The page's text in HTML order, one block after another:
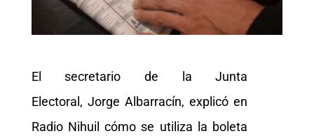
El secretario de la Junta
Electoral, Jorge Albarracín, explicó en
Radio Nihuil cómo se utiliza la boleta